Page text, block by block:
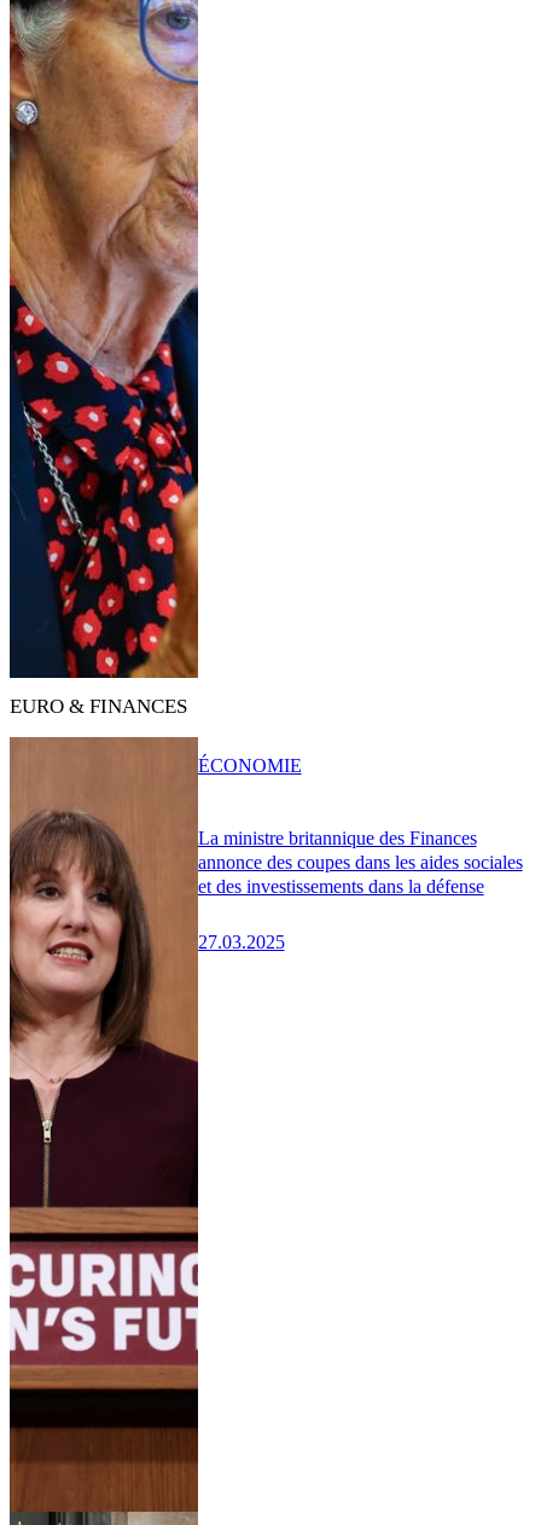
EURO & FINANCES
La ministre britannique des Finances
annonce des coupes dans les aides sociales
et des investissements dans la défense
27.03.2025
ÉCONOMIE